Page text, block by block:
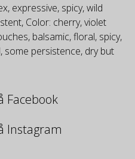
expressive, spicy, wild
Color: cherry, violet
balsamic, floral, spicy,
some persistence, dry but
Facebook
Instagram